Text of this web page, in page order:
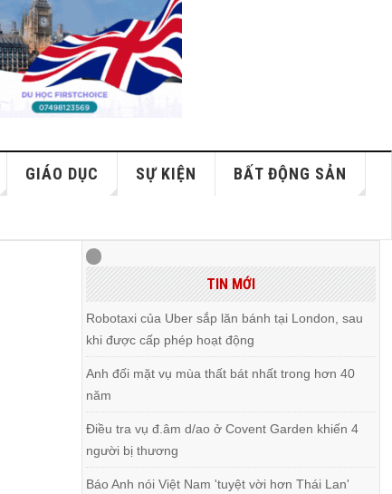
GIÁO DỤC SỰ KIỆN BẤT ĐỘNG SẢN
TIN MỚI
Robotaxi của Uber sắp lăn bánh tại London, sau
khi được cấp phép hoạt động
Anh đối mặt vụ mùa thất bát nhất trong hơn 40
năm
Điều tra vụ đ.âm d/ao ở Covent Garden khiến 4
người bị thương
Báo Anh nói Việt Nam 'tuyệt vời hơn Thái Lan'